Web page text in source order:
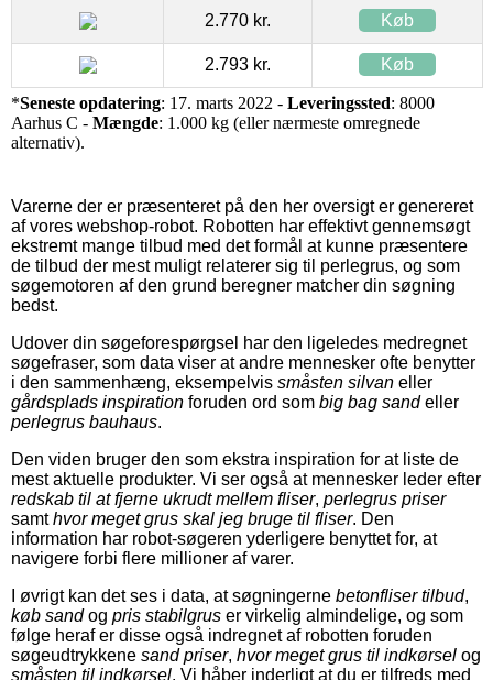
2.770 kr. Køb
2.793 kr. Køb
*Seneste opdatering: 17. marts 2022 - Leveringssted: 8000
Aarhus C - Mængde: 1.000 kg (eller nærmeste omregnede
alternativ).
Varerne der er præsenteret på den her oversigt er genereret
af vores webshop-robot. Robotten har effektivt gennemsøgt
ekstremt mange tilbud med det formål at kunne præsentere
de tilbud der mest muligt relaterer sig til perlegrus, og som
søgemotoren af den grund beregner matcher din søgning
bedst.
Udover din søgeforespørgsel har den ligeledes medregnet
søgefraser, som data viser at andre mennesker ofte benytter
i den sammenhæng, eksempelvis småsten silvan eller
gårdsplads inspiration foruden ord som big bag sandeller
perlegrus bauhaus.
Den viden bruger den som ekstra inspiration for at liste de
mest aktuelle produkter. Vi ser også at mennesker leder efter
redskab til at fjerne ukrudt mellem fliser, perlegrus priser
samthvor meget grus skal jeg bruge til fliser. Den
information har robot-søgeren yderligere benyttet for, at
navigere forbi flere millioner af varer.
I øvrigt kan det ses i data, at søgningerne betonfliser tilbud,
køb sandog pris stabilgrus er virkelig almindelige, og som
følge heraf er disse også indregnet af robotten foruden
søgeudtrykkene sand priser, hvor meget grus til indkørsel og
småsten til indkørsel. Vi håber inderligt at du er tilfreds med